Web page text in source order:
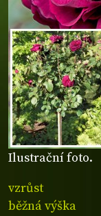
Ilustrační foto.
vzrůst
běžná výška